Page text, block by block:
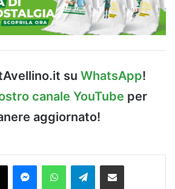
su WhatsApp!
canale YouTube per
aggiornato!
X MessengerWhatsAppTelegramCondividi via Email